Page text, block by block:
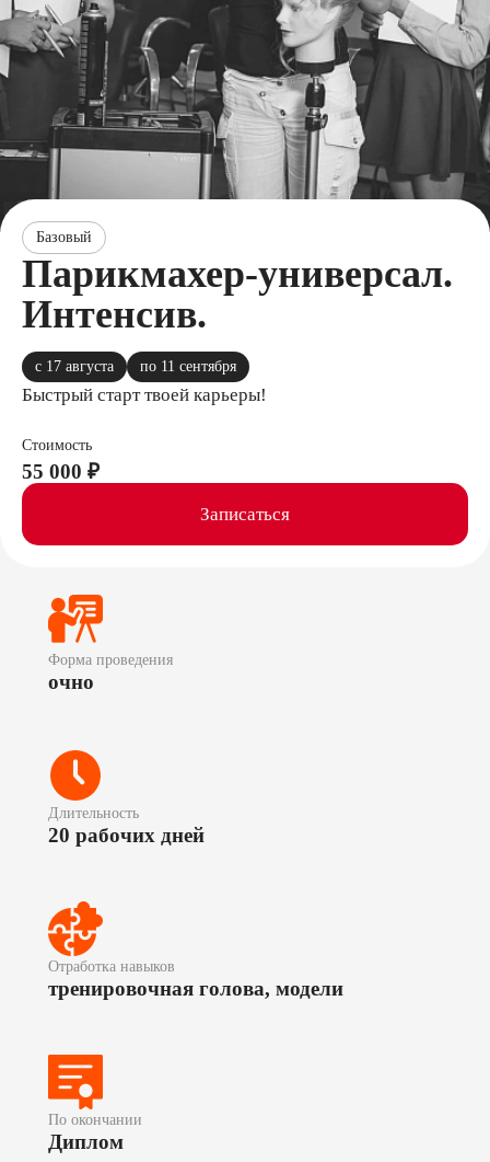
Базовый
Парикмахер-универсал.
Интенсив.
с 17 августа по 11 сентября
Быстрый старт твоей карьеры!
Стоимость
55 000 ₽
Записаться
Форма проведения
очно
Длительность
20 рабочих дней
Отработка навыков
тренировочная голова, модели
По окончании
Диплом